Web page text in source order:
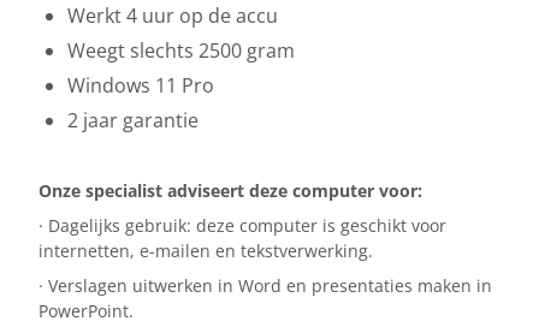
Werkt 4 uur op de accu
Weegt slechts 2500 gram
Windows 11 Pro
2 jaar garantie
Onze specialist adviseert deze computer voor:
· Dagelijks gebruik: deze computer is geschikt voor
internetten, e-mailen en tekstverwerking.
· Verslagen uitwerken in Word en presentaties maken in
PowerPoint.